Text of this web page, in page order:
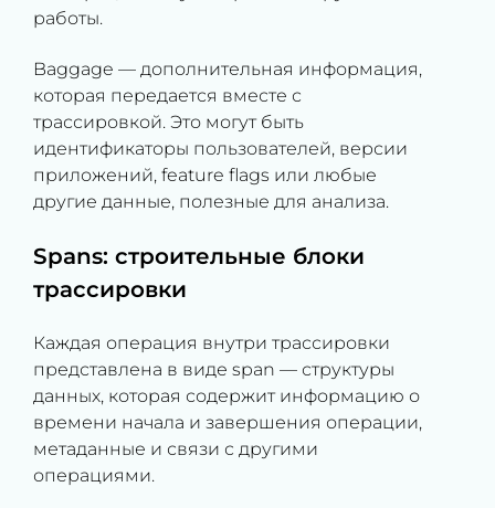
работы.
Baggage — дополнительная информация,
которая передается вместе с
трассировкой. Это могут быть
идентификаторы пользователей, версии
приложений, feature flags или любые
другие данные, полезные для анализа.
Spans: строительные блоки
трассировки
Каждая операция внутри трассировки
представлена в виде span — структуры
данных, которая содержит информацию о
времени начала и завершения операции,
метаданные и связи с другими
операциями.